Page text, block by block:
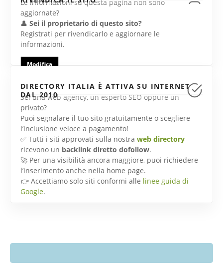
Le informazioni su questa pagina non sono
aggiornate?
👤 Sei il proprietario di questo sito?
Registrati per rivendicarlo e aggiornare le
informazioni.
Modifica
DIRECTORY ITALIA È ATTIVA SU INTERNET
DAL 2010
Sei una web agency, un esperto SEO oppure un
privato?
Puoi segnalare il tuo sito gratuitamente o scegliere
l’inclusione veloce a pagamento!
✅ Tutti i siti approvati sulla nostra web directory
ricevono un backlink diretto dofollow.
🚀 Per una visibilità ancora maggiore, puoi richiedere
l’inserimento anche nella home page.
👉 Accettiamo solo siti conformi alle linee guida di
Google.